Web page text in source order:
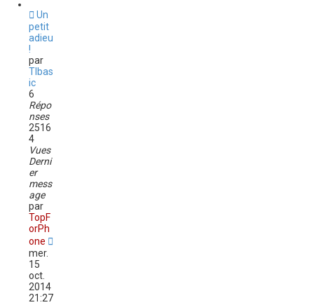
Un
petit
adieu
!
par
TIbas
ic
6
Répo
nses
2516
4
Vues
Derni
er
mess
age
par
TopF
orPh
one
mer.
15
oct.
2014
21:27